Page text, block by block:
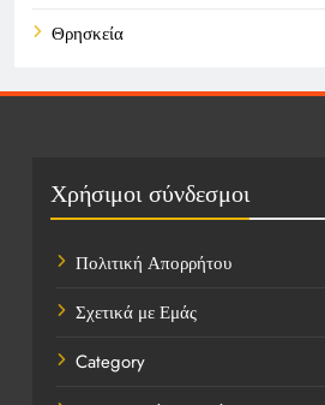
Θρησκεία
Πολιτική
Υγεία
Ψυχαγωγία
Χρήσιμοι σύνδεσμοι
Πολιτική Απορρήτου
Σχετικά με Εμάς
Category